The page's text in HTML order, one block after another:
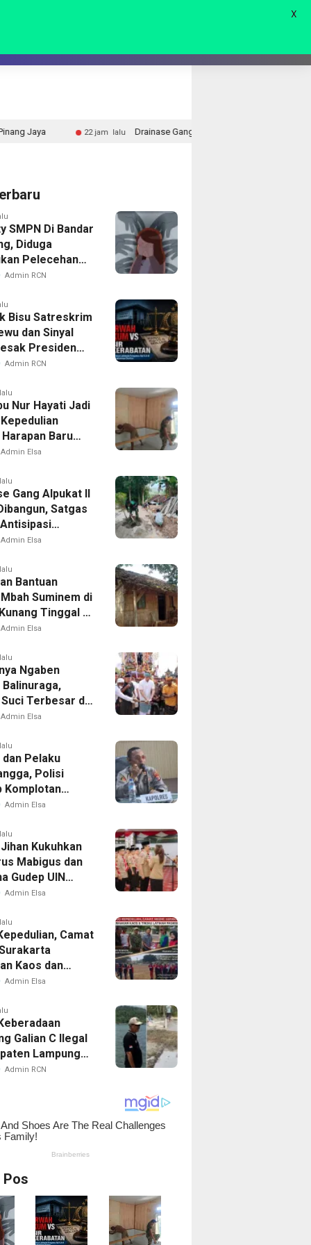
22 jam lalu Drainase Gang Alpukat II Terus Dibangun, Satgas TMMD
SMPN Di Bandar
Diduga
Pelecehan
Puluhan Siswi
Admin RCN
Bisu Satreskrim
dan Sinyal
Presiden
Kotak Pandora
Admin RCN
Nur Hayati Jadi
Baru
di Bukit Pinang
Admin Elsa
Gang Alpukat II
Satgas
dan Banjir
Admin Elsa
Bantuan
Suminem di
Tinggal di
Tanpa
Admin Elsa
Ngaben
Terbesar di
yang
Ikatan
Admin Elsa
dan Pelaku
Polisi
Komplotan
di Delapan
Admin Elsa
Kukuhkan
Mabigus dan
Gudep UIN
Dorong
Generasi Muda
Admin Elsa
Camat
Kaos dan
Paskibra
Admin Elsa
Galian C Ilegal
Lampung
Menggali
Admin RCN
Pos
X